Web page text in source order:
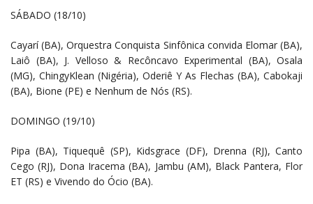
SÁBADO (18/10)
Cayarí (BA), Orquestra Conquista Sinfônica convida Elomar (BA),
Laiô (BA), J. Velloso & Recôncavo Experimental (BA), Osala
(MG), ChingyKlean (Nigéria), Oderiê Y As Flechas (BA), Cabokaji
(BA), Bione (PE) e Nenhum de Nós (RS).
DOMINGO (19/10)
Pipa (BA), Tiquequê (SP), Kidsgrace (DF), Drenna (RJ), Canto
Cego (RJ), Dona Iracema (BA), Jambu (AM), Black Pantera, Flor
ET (RS) e Vivendo do Ócio (BA).